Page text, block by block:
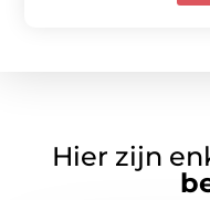
Hier zijn